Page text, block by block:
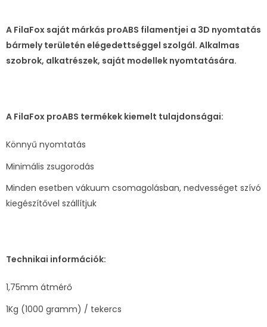
A FilaFox saját márkás proABS filamentjei a 3D nyomtatás
bármely területén elégedettséggel szolgál. Alkalmas
szobrok, alkatrészek, saját modellek nyomtatására.
A FilaFox proABS termékek kiemelt tulajdonságai:
Könnyű nyomtatás
Minimális zsugorodás
Minden esetben vákuum csomagolásban, nedvességet szívó
kiegészítővel szállítjuk
Technikai információk:
1,75mm átmérő
1Kg (1000 gramm) / tekercs